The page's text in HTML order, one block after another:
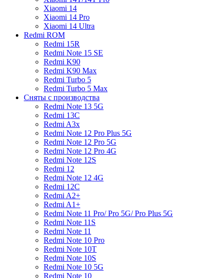
Xiaomi 14
Xiaomi 14 Pro
Xiaomi 14 Ultra
Redmi ROM
Redmi 15R
Redmi Note 15 SE
Redmi K90
Redmi K90 Max
Redmi Turbo 5
Redmi Turbo 5 Max
Сняты с производства
Redmi Note 13 5G
Redmi 13C
Redmi A3x
Redmi Note 12 Pro Plus 5G
Redmi Note 12 Pro 5G
Redmi Note 12 Pro 4G
Redmi Note 12S
Redmi 12
Redmi Note 12 4G
Redmi 12C
Redmi A2+
Redmi A1+
Redmi Note 11 Pro/ Pro 5G/ Pro Plus 5G
Redmi Note 11S
Redmi Note 11
Redmi Note 10 Pro
Redmi Note 10T
Redmi Note 10S
Redmi Note 10 5G
Redmi Note 10